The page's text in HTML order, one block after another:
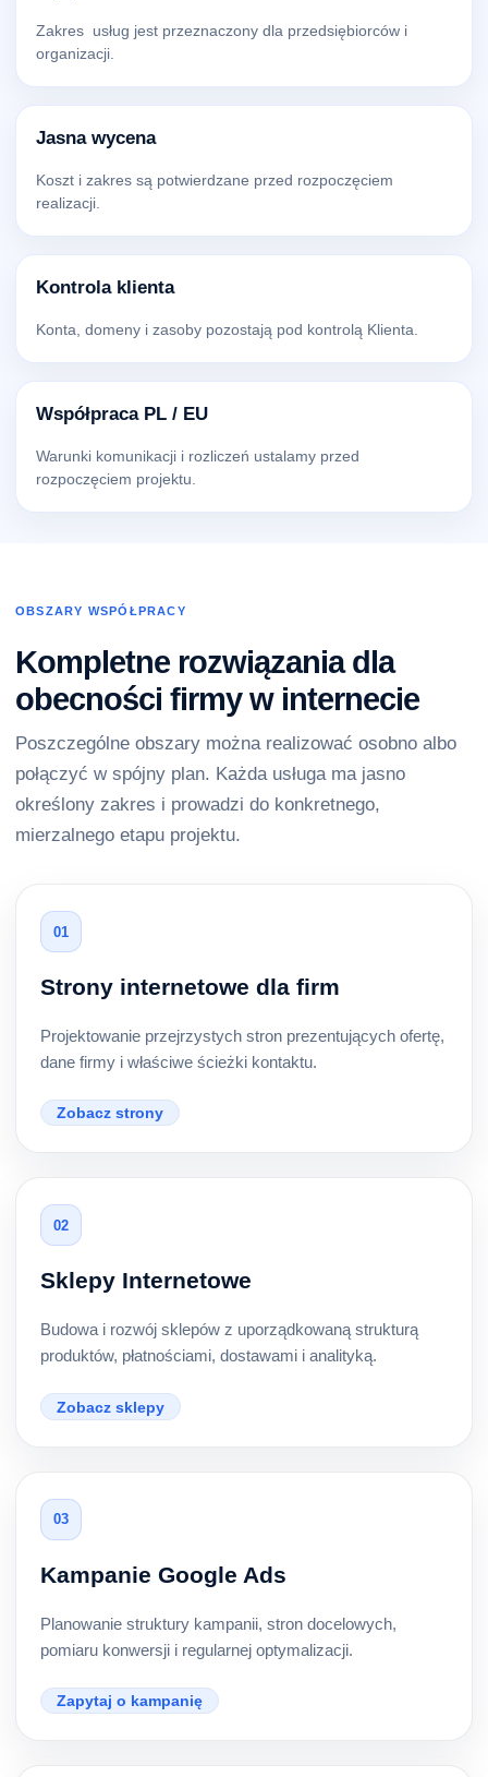
Zakres usług jest przeznaczony dla przedsiębiorców i
organizacji.
Jasna wycena
Koszt i zakres są potwierdzane przed rozpoczęciem
realizacji.
Kontrola klienta
Konta, domeny i zasoby pozostają pod kontrolą Klienta.
Współpraca PL / EU
Warunki komunikacji i rozliczeń ustalamy przed
rozpoczęciem projektu.
OBSZARY WSPÓŁPRACY
Kompletne rozwiązania dla
obecności firmy w internecie
Poszczególne obszary można realizować osobno albo
połączyć w spójny plan. Każda usługa ma jasno
określony zakres i prowadzi do konkretnego,
mierzalnego etapu projektu.
01
Strony internetowe dla firm
Projektowanie przejrzystych stron prezentujących ofertę,
dane firmy i właściwe ścieżki kontaktu.
Zobacz strony
02
Sklepy Internetowe
Budowa i rozwój sklepów z uporządkowaną strukturą
produktów, płatnościami, dostawami i analityką.
Zobacz sklepy
03
Kampanie Google Ads
Planowanie struktury kampanii, stron docelowych,
pomiaru konwersji i regularnej optymalizacji.
Zapytaj o kampanię